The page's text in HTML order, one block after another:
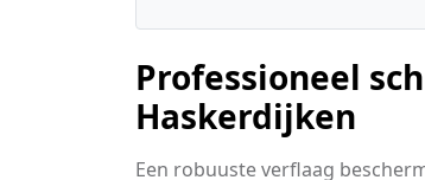
Professioneel
Haskerdijken
Een robuuste verflaag